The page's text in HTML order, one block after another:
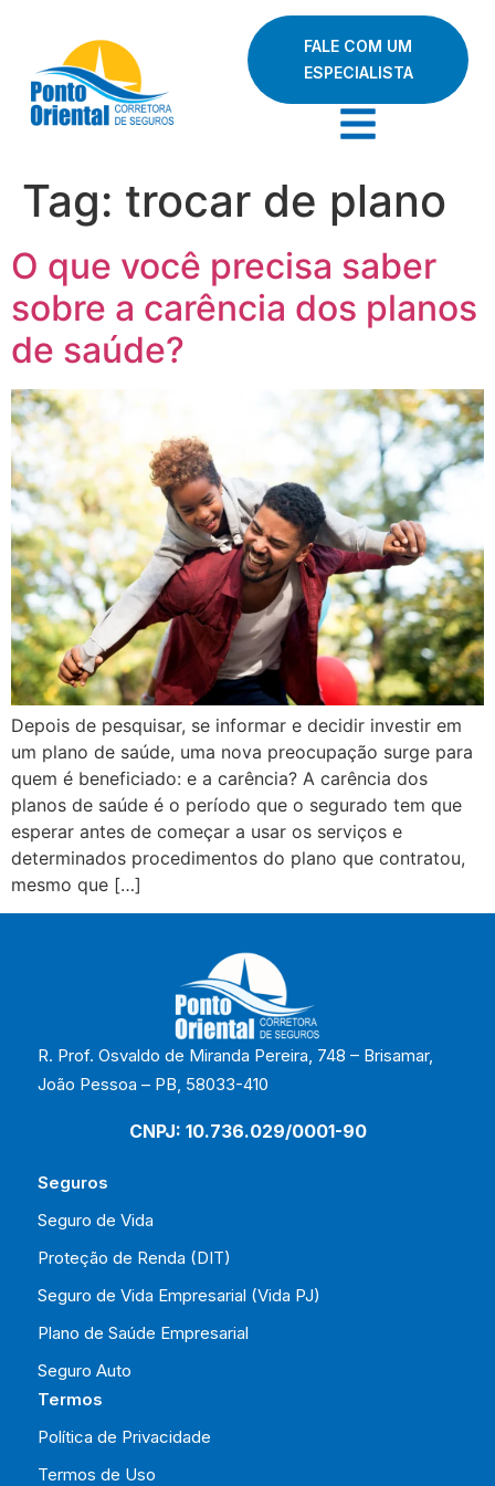
FALE COM UM
ESPECIALISTA
Tag: trocar de plano
O que você precisa saber
sobre a carência dos planos
de saúde?
Depois de pesquisar, se informar e decidir investir em
um plano de saúde, uma nova preocupação surge para
quem é beneficiado: e a carência? A carência dos
planos de saúde é o período que o segurado tem que
esperar antes de começar a usar os serviços e
determinados procedimentos do plano que contratou,
mesmo que […]
R. Prof. Osvaldo de Miranda Pereira, 748 – Brisamar,
João Pessoa – PB, 58033-410
CNPJ: 10.736.029/0001-90
Seguros
Seguro de Vida
Proteção de Renda (DIT)
Seguro de Vida Empresarial (Vida PJ)
Plano de Saúde Empresarial
Seguro Auto
Termos
Política de Privacidade
Termos de Uso